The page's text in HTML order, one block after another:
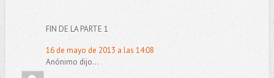
FIN DE LA PARTE 1
16 de mayo de 2013 a las 14:08
Anónimo dijo...